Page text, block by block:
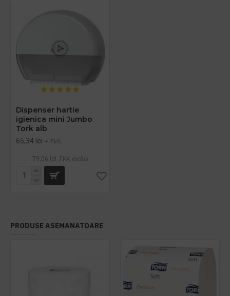
Dispenser hartie
igienica mini Jumbo
Tork alb
65,34 lei + TVA
79,06 lei TVA inclus
PRODUSE ASEMANATOARE